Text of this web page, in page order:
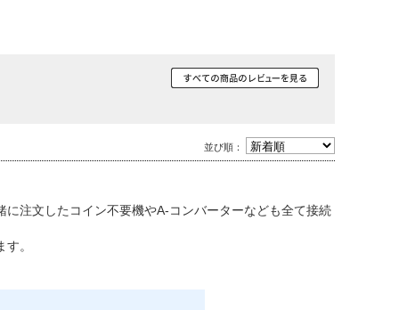
並び順：
注文したコイン不要機やA-コンバーターなども全て接続
。